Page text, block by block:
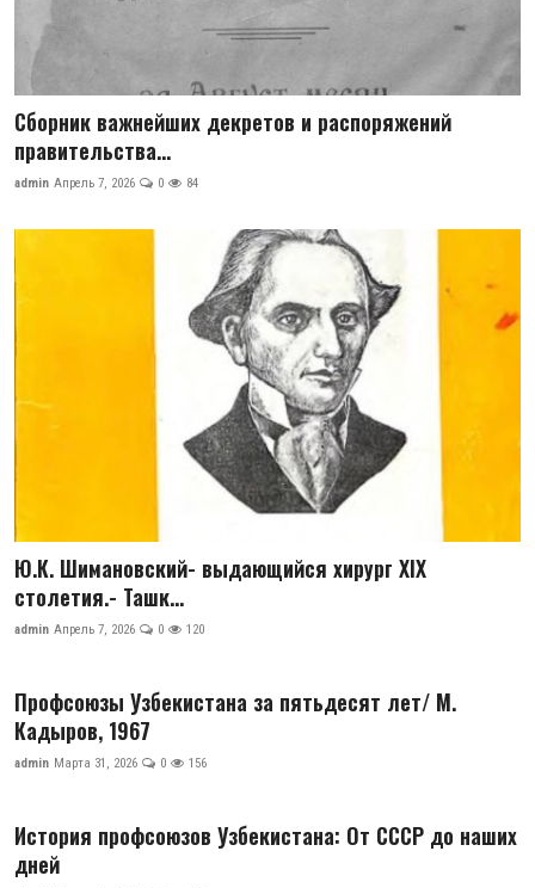
Сборник важнейших декретов и распоряжений
правительства...
admin Апрель 7, 2026 0 84
Ю.К. Шимановский- выдающийся хирург XIX
столетия.- Ташк...
admin Апрель 7, 2026 0 120
Профсоюзы Узбекистана за пятьдесят лет/ М.
Кадыров, 1967
admin Марта 31, 2026 0 156
История профсоюзов Узбекистана: От СССР до наших
дней